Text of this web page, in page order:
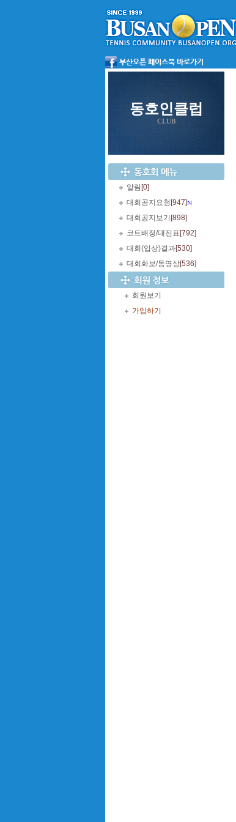
동호인클럽
CLUB
알림 [0]
대회공지요청 [947]
대회공지보기 [898]
코트배정/대진표 [792]
대회(입상)결과[530]
대회화보/동영상[536]
회원보기
가입하기